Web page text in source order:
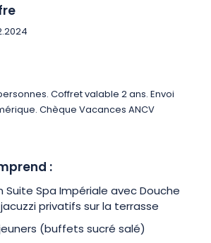
avec les options payantes
Coffret valable 2 ans. Envoi
Chèque Vacances ANCV
:
Suite Spa Impériale avec Douche
privatifs sur la terrasse
(buffets sucré salé)